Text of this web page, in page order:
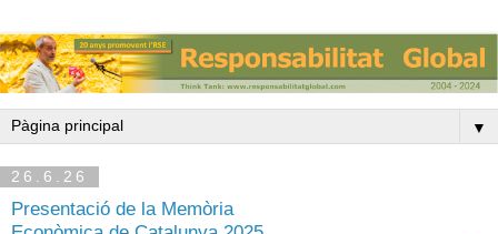
▼
26.6.26
Presentació de la Memòria